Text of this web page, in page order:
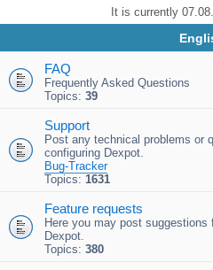
It is currently
FAQ
Frequently Asked Questions
Topics: 39
Support
Post any technical problems or
configuring Dexpot.
Bug-Tracker
Topics: 1631
Feature requests
Here you may post
Dexpot.
Topics: 380